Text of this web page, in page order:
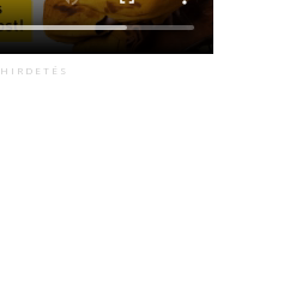
HIRDETÉS